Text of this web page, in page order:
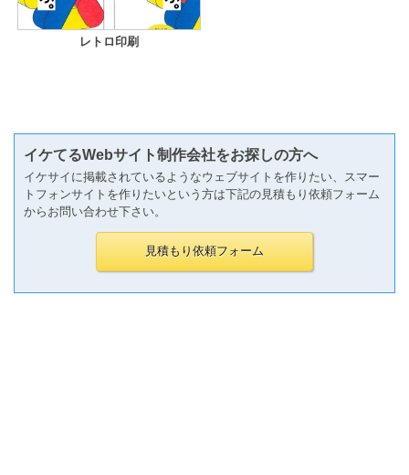
レトロ印刷
イケてるWebサイト制作会社をお探しの方へ
イケサイに掲載されているようなウェブサイトを作りたい、スマー
トフォンサイトを作りたいという方は下記の見積もり依頼フォーム
からお問い合わせ下さい。